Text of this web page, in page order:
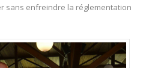
sans enfreindre la réglementation